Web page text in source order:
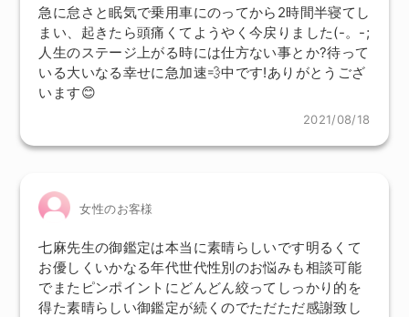
急に怠さと眠気で乗用車にのってから2時間半寝てし
まい、起きたら頭痛くてようやく今戻りました(-。-;
人生のステージ上がる時には仕方ない事とか?待って
いる大いなる幸せに急加速💨中です!ありがとうござ
います😊
2021/08/18
女性のお客様
七麻先生の御鑑定は本当に素晴らしいです明るくて
お優しくいかなる年代世代性別のお悩みも相談可能
でまたピンポイントにどんどん絞ってしっかり的を
得た素晴らしい御鑑定が続くのでただただ感謝致し